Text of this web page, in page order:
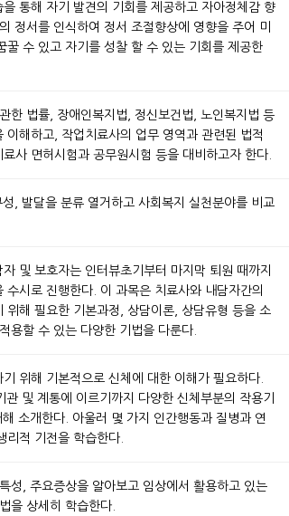
을 통해 자기 발견의 기회를 제공하고 자아정체감 향
정서를 인식하여 정서 조절향상에 영향을 주어 미
꿀 수 있고 자기를 성찰 할 수 있는 기회를 제공한
한 법률, 장애인복지법, 정신보건법, 노인복지법 등
이해하고, 작업치료사의 업무 영역과 관련된 법적
사 면허시험과 공무원시험 등을 대비하고자 한다.
, 발달을 분류 열거하고 사회복지 실천분야를 비교
및 보호자는 인터뷰초기부터 마지막 퇴원 때까지
수시로 진행한다. 이 과목은 치료사와 내담자간의
위해 필요한 기본과정, 상담이론, 상담유형 등을 소
용할 수 있는 다양한 기법을 다룬다.
위해 기본적으로 신체에 대한 이해가 필요하다.
및 계통에 이르기까지 다양한 신체부분의 작용기
소개한다. 아울러 몇 가지 인간행동과 질병과 연
리적 기전을 학습한다.
성, 주요증상을 알아보고 임상에서 활용하고 있는
을 상세히 학습한다.